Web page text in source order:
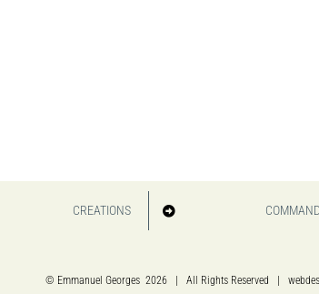
CREATIONS
© Emmanuel Georges 2026 | All Rights Reserved |